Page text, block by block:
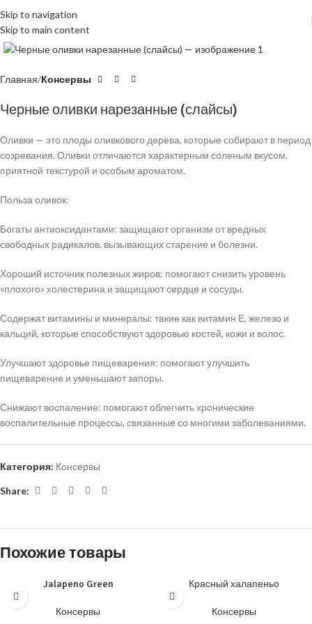
Skip to navigation
Skip to main content
Click to enlarge
Главная Консервы
Черные оливки нарезанные (слайсы)
Оливки — это плоды оливкового дерева, которые собирают в период
созревания. Оливки отличаются характерным соленым вкусом,
приятной текстурой и особым ароматом.
Польза оливок:
Богаты антиоксидантами: защищают организм от вредных
свободных радикалов, вызывающих старение и болезни.
Хороший источник полезных жиров: помогают снизить уровень
«плохого» холестерина и защищают сердце и сосуды.
Содержат витамины и минералы: такие как витамин Е, железо и
кальций, которые способствуют здоровью костей, кожи и волос.
Улучшают здоровье пищеварения: помогают улучшить
пищеварение и уменьшают запоры.
Снижают воспаление: помогают облегчить хронические
воспалительные процессы, связанные со многими заболеваниями.
Категория: Консервы
Share:
Похожие товары
Jalapeno Green
Консервы
Красный халапеньо
Консервы